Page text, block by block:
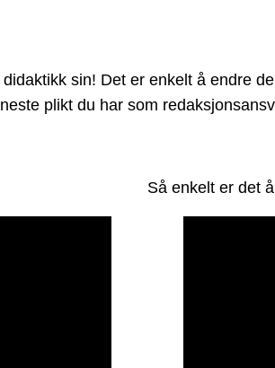
sin! Det er enkelt å endre
plikt du har som
Så enkelt er det